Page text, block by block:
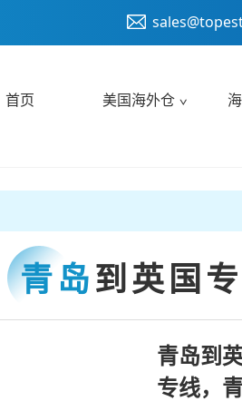
首页 美国海外仓
青岛到英国
青岛到
专线，